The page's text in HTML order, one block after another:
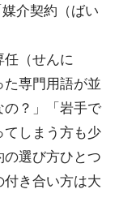
介契約（ばい
任（せんに
専門用語が並
の？」「岩手で
てしまう方も少
選び方ひとつ
き合い方は大